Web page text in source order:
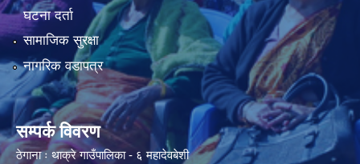
घटना दर्ता
सामाजिक सुरक्षा
नागरिक वडापत्र
सम्पर्क विवरण
ठेगाना ः थाक्रे गाउँपालिका - ६ महादेवबेशी